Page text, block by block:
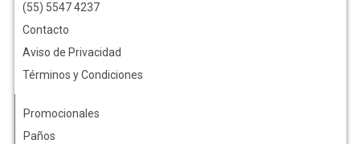
(55) 5547 4237
Contacto
Aviso de Privacidad
Términos y Condiciones
Promocionales
Paños